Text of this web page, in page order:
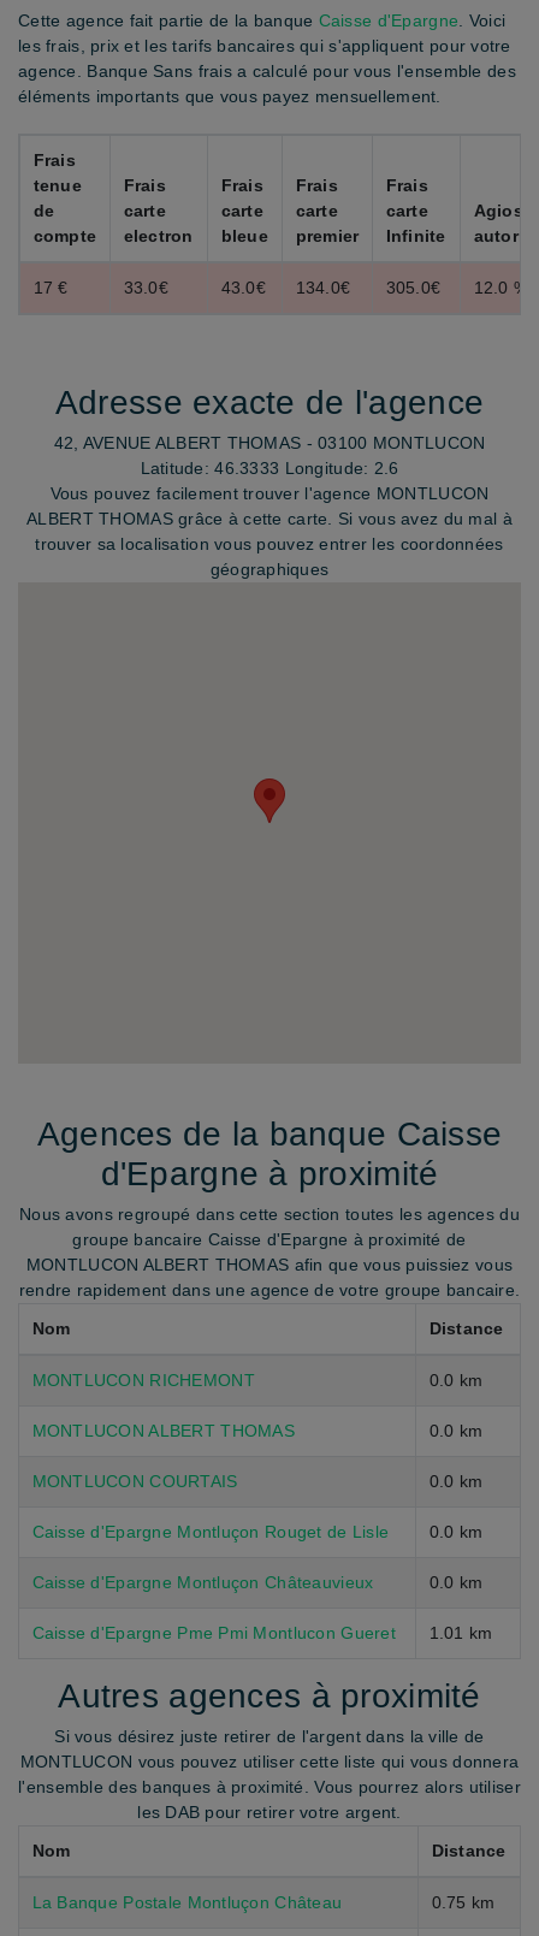
Cette agence fait partie de la banque Caisse d'Epargne . Voici
les frais, prix et les tarifs bancaires qui s'appliquent pour votre
agence. Banque Sans frais a calculé pour vous l'ensemble des
éléments importants que vous payez mensuellement.
Frais
tenue
de
compte
Frais
carte
electron
Frais
carte
bleue
Frais
carte
premier
Frais
carte
Infinite
Agios
17 € 33.0€ 43.0€ 134.0€ 305.0€ 12.0 %
Adresse exacte de l'agence
42, AVENUE ALBERT THOMAS - 03100 MONTLUCON
Latitude: 46.3333 Longitude: 2.6
Vous pouvez facilement trouver l'agence MONTLUCON
ALBERT THOMAS grâce à cette carte. Si vous avez du mal à
trouver sa localisation vous pouvez entrer les coordonnées
géographiques
Agences de la banque Caisse
d'Epargne à proximité
Nous avons regroupé dans cette section toutes les agences du
groupe bancaire Caisse d'Epargne à proximité de
MONTLUCON ALBERT THOMAS afin que vous puissiez vous
rendre rapidement dans une agence de votre groupe bancaire.
Nom
Distance
MONTLUCON RICHEMONT 0.0 km
MONTLUCON ALBERT THOMAS 0.0 km
MONTLUCON COURTAIS 0.0 km
Caisse d'Epargne Montluçon Rouget de Lisle 0.0 km
Caisse d'Epargne Montluçon Châteauvieux 0.0 km
Caisse d'Epargne Pme Pmi Montlucon Gueret 1.01 km
Autres agences à proximité
Si vous désirez juste retirer de l'argent dans la ville de
MONTLUCON vous pouvez utiliser cette liste qui vous donnera
l'ensemble des banques à proximité. Vous pourrez alors utiliser
les DAB pour retirer votre argent.
Nom
Distance
La Banque Postale Montluçon Château 0.75 km